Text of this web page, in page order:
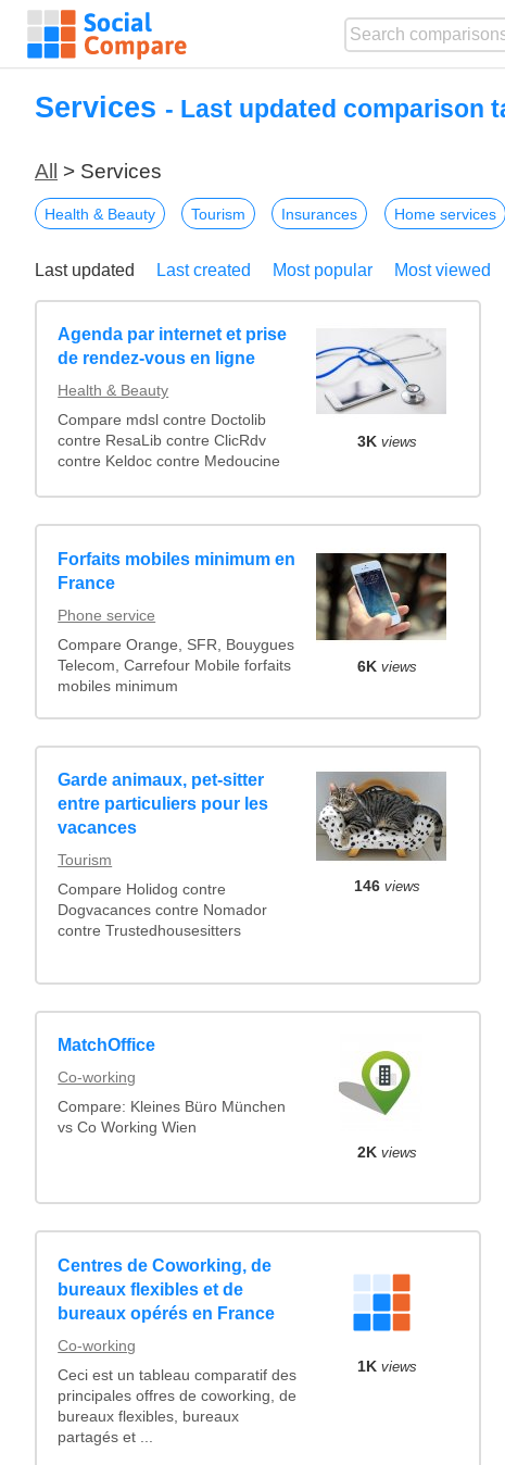
Services - Last updated comparison
All > Services
Health & Beauty Tourism Insurances Home services
Last updated Last created Most popular Most viewed
Agenda par internet et prise
de rendez-vous en ligne
Health & Beauty
Compare mdsl contre Doctolib
contre ResaLib contre ClicRdv
contre Keldoc contre Medoucine
3K views
Forfaits mobiles minimum en
France
Phone service
Compare Orange, SFR, Bouygues
Telecom, Carrefour Mobile forfaits
mobiles minimum
6K views
Garde animaux, pet-sitter
entre particuliers pour les
vacances
Tourism
Compare Holidog contre
Dogvacances contre Nomador
contre Trustedhousesitters
146 views
MatchOffice
Co-working
Compare: Kleines Büro München
vs Co Working Wien
2K views
Centres de Coworking, de
bureaux flexibles et de
bureaux opérés en France
Co-working
Ceci est un tableau comparatif des
principales offres de coworking, de
bureaux flexibles, bureaux
partagés et ...
1K views